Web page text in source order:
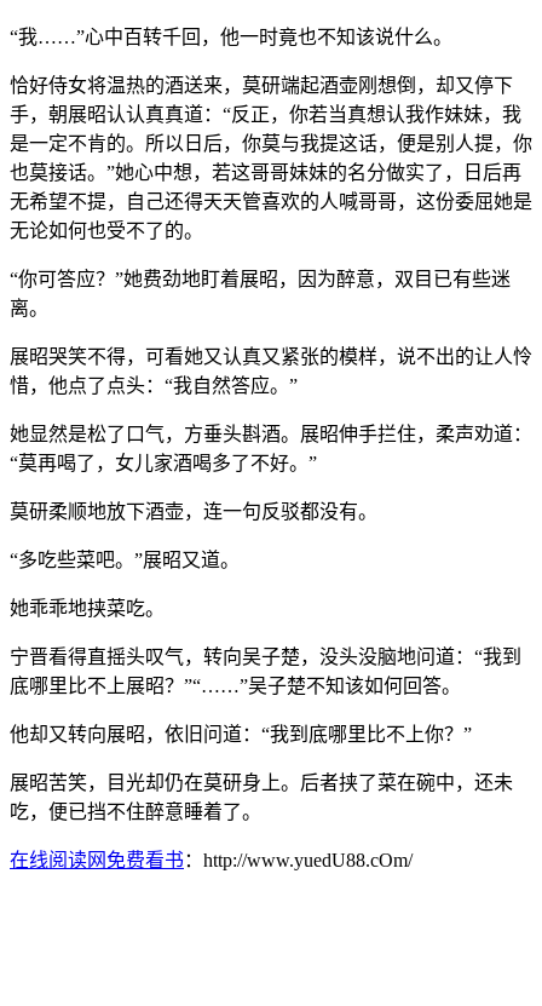
“我……”心中百转千回，他一时竟也不知该说什么。
恰好侍女将温热的酒送来，莫研端起酒壶刚想倒，却又停下
手，朝展昭认认真真道：“反正，你若当真想认我作妹妹，我
是一定不肯的。所以日后，你莫与我提这话，便是别人提，你
也莫接话。”她心中想，若这哥哥妹妹的名分做实了，日后再
无希望不提，自己还得天天管喜欢的人喊哥哥，这份委屈她是
无论如何也受不了的。
“你可答应？”她费劲地盯着展昭，因为醉意，双目已有些迷
离。
展昭哭笑不得，可看她又认真又紧张的模样，说不出的让人怜
惜，他点了点头：“我自然答应。”
她显然是松了口气，方垂头斟酒。展昭伸手拦住，柔声劝道：
“莫再喝了，女儿家酒喝多了不好。”
莫研柔顺地放下酒壶，连一句反驳都没有。
“多吃些菜吧。”展昭又道。
她乖乖地挟菜吃。
宁晋看得直摇头叹气，转向吴子楚，没头没脑地问道：“我到
底哪里比不上展昭？”“……”吴子楚不知该如何回答。
他却又转向展昭，依旧问道：“我到底哪里比不上你？”
展昭苦笑，目光却仍在莫研身上。后者挟了菜在碗中，还未
吃，便已挡不住醉意睡着了。
在线阅读网免费看书 ：http://www.yuedU88.cOm/